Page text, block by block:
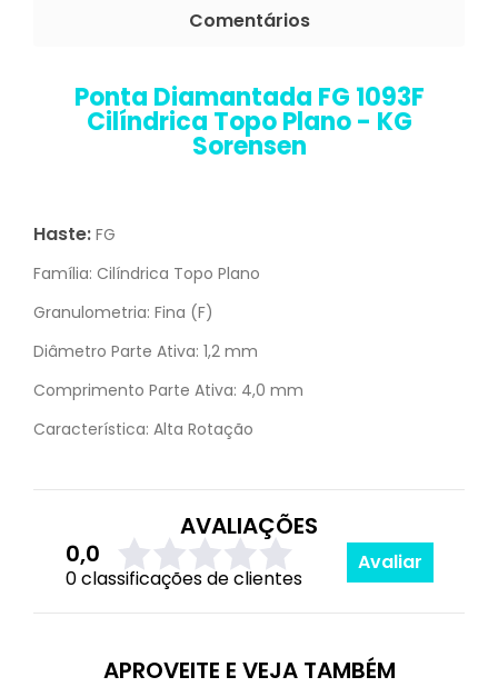
Comentários
Ponta Diamantada FG 1093F
Cilíndrica Topo Plano - KG
Sorensen
Haste: FG
Família: Cilíndrica Topo Plano
Granulometria: Fina (F)
Diâmetro Parte Ativa: 1,2 mm
Comprimento Parte Ativa: 4,0 mm
Característica: Alta Rotação
AVALIAÇÕES
0,0
0 classificações de clientes
Avaliar
APROVEITE E VEJA TAMBÉM